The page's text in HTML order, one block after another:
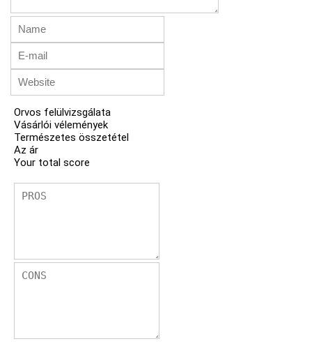
Orvos felülvizsgálata
Vásárlói vélemények
Természetes összetétel
Az ár
Your total score